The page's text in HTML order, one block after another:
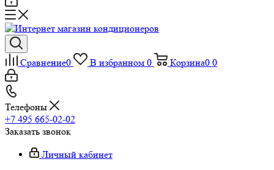
Сравнение0 В избранном 0 Корзина0 0
Телефоны
+7 495 665-02-02
Заказать звонок
Личный кабинет